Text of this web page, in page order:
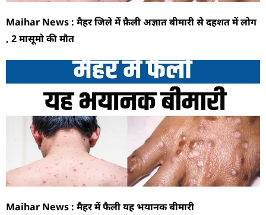
Maihar News : मैहर जिले में फ़ैली अज्ञात बीमारी से दहशत में लोग
, 2 मासूमो की मौत
Maihar News : मैहर में फैली यह भयानक बीमारी